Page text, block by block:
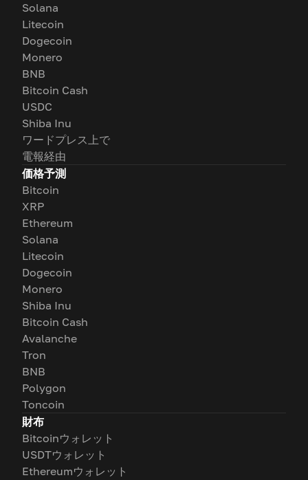
Solana
Litecoin
Dogecoin
Monero
BNB
Bitcoin Cash
USDC
Shiba Inu
ワードプレス上で
電報経由
価格予測
Bitcoin
XRP
Ethereum
Solana
Litecoin
Dogecoin
Monero
Shiba Inu
Bitcoin Cash
Avalanche
Tron
BNB
Polygon
Toncoin
財布
Bitcoinウォレット
USDTウォレット
Ethereumウォレット